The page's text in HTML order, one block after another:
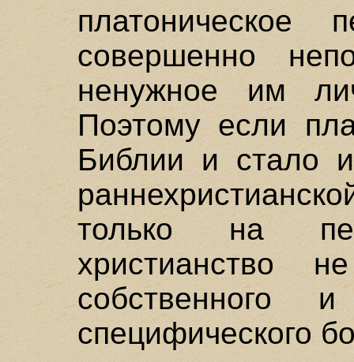
платоническое
совершенно
ненужное им
Поэтому если
Библии и стало
только на
христианство
специфического